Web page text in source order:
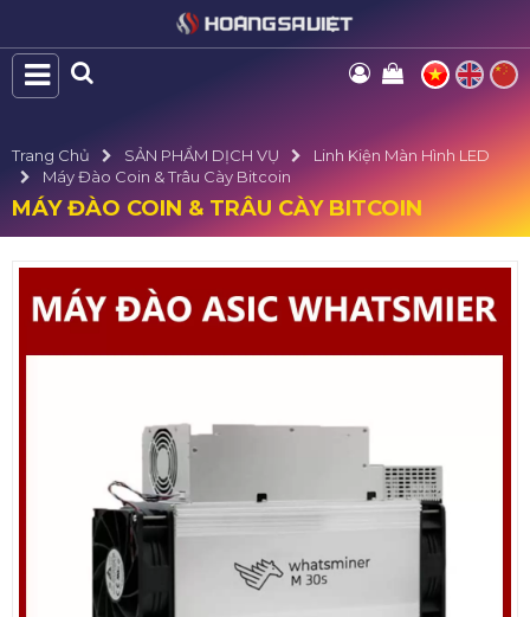
Trang Chủ SẢN PHẨM DỊCH VỤ
Linh Kiện Màn Hình LED
Máy Đào Coin & Trâu Cày Bitcoin
MÁY ĐÀO COIN & TRÂU CÀY BITCOIN